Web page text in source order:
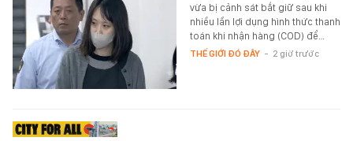
vừa bị cảnh sát bắt giữ sau khi
nhiều lần lợi dụng hình thức thanh
toán khi nhận hàng (COD) để…
THẾ GIỚI ĐÓ ĐÂY - 2 giờ trước